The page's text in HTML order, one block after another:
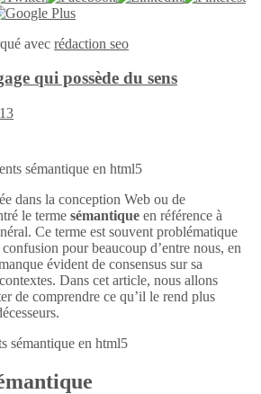
avec rédaction seo
qui possède du sens
dans la conception Web ou de
le terme sémantique en référence à
Ce terme est souvent problématique
pour beaucoup d’entre nous, en
évident de consensus sur sa
Dans cet article, nous allons
de comprendre ce qu’il le rend plus
sémantique en html5